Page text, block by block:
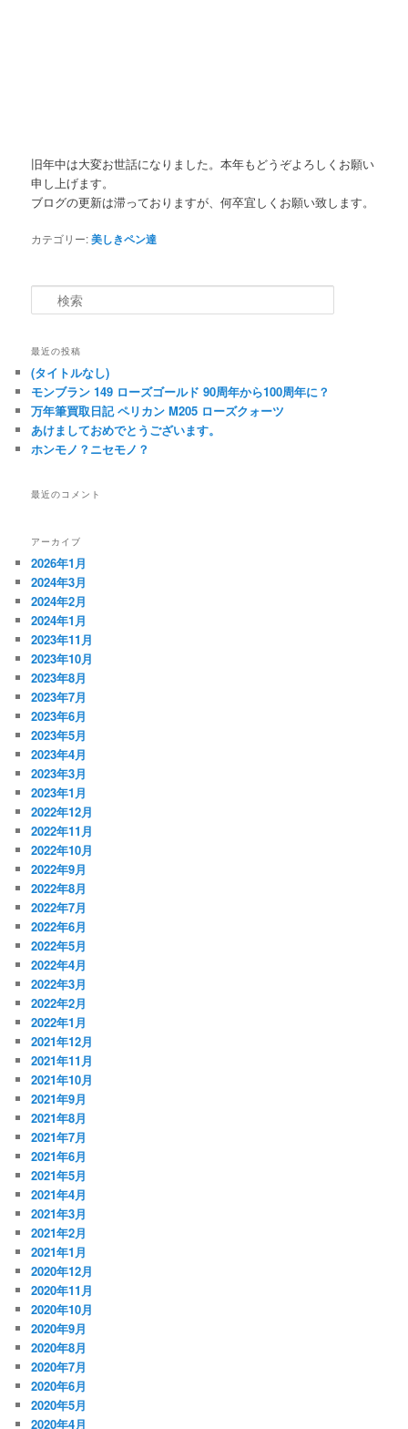
旧年中は大変お世話になりました。本年もどうぞよろしくお願い
申し上げます。
ブログの更新は滞っておりますが、何卒宜しくお願い致します。
カテゴリー:美しきペン達
最近の投稿
(タイトルなし)
モンブラン 149 ローズゴールド 90周年から100周年に？
万年筆買取日記 ペリカン M205 ローズクォーツ
あけましておめでとうございます。
ホンモノ？ニセモノ？
最近のコメント
アーカイブ
2026年1月
2024年3月
2024年2月
2024年1月
2023年11月
2023年10月
2023年8月
2023年7月
2023年6月
2023年5月
2023年4月
2023年3月
2023年1月
2022年12月
2022年11月
2022年10月
2022年9月
2022年8月
2022年7月
2022年6月
2022年5月
2022年4月
2022年3月
2022年2月
2022年1月
2021年12月
2021年11月
2021年10月
2021年9月
2021年8月
2021年7月
2021年6月
2021年5月
2021年4月
2021年3月
2021年2月
2021年1月
2020年12月
2020年11月
2020年10月
2020年9月
2020年8月
2020年7月
2020年6月
2020年5月
2020年4月